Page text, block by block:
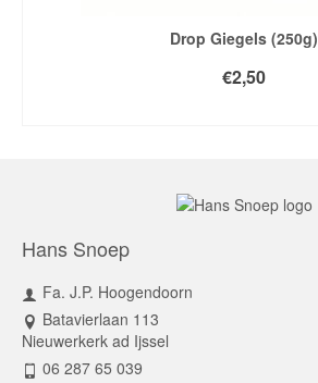
Drop Giegels (250g)
€2,50
Hans Snoep
Fa. J.P. Hoogendoorn
Batavierlaan 113
Nieuwerkerk ad Ijssel
06 287 65 039